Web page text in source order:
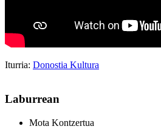
Iturria: Donostia Kultura
Laburrean
Mota Kontzertua